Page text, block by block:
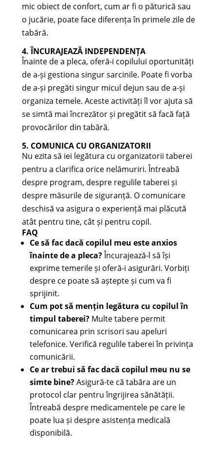
mic obiect de confort, cum ar fi o păturică sau
o jucărie, poate face diferența în primele zile de
tabără.
4. ÎNCURAJEAZĂ INDEPENDENȚA
Înainte de a pleca, oferă-i copilului oportunități
de a-și gestiona singur sarcinile. Poate fi vorba
de a-și pregăti singur micul dejun sau de a-și
organiza temele. Aceste activități îl vor ajuta să
se simtă mai încrezător și pregătit să facă față
provocărilor din tabără.
5. COMUNICA CU ORGANIZATORII
Nu ezita să iei legătura cu organizatorii taberei
pentru a clarifica orice nelămuriri. Întreabă
despre program, despre regulile taberei și
despre măsurile de siguranță. O comunicare
deschisă va asigura o experiență mai plăcută
atât pentru tine, cât și pentru copil.
FAQ
Ce să fac dacă copilul meu este anxios
înainte de a pleca?Încurajează-l să își
exprime temerile și oferă-i asigurări. Vorbiți
despre ce poate să aștepte și cum va fi
sprijinit.
Cum pot să mențin legătura cu copilul în
timpul taberei?Multe tabere permit
comunicarea prin scrisori sau apeluri
telefonice. Verifică regulile taberei în privința
comunicării.
Ce ar trebui să fac dacă copilul meu nu se
simte bine?Asigură-te că tabăra are un
protocol clar pentru îngrijirea sănătății.
Întreabă despre medicamentele pe care le
poate lua și despre asistența medicală
disponibilă.